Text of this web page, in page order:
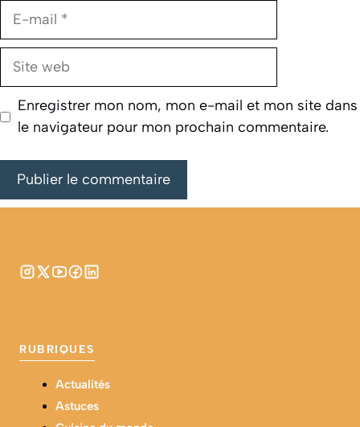
E-
Site
Enregistrer mon nom, mon e-mail et mon site dans
le navigateur pour mon prochain commentaire.
RUBRIQUES
Actualités
Astuces